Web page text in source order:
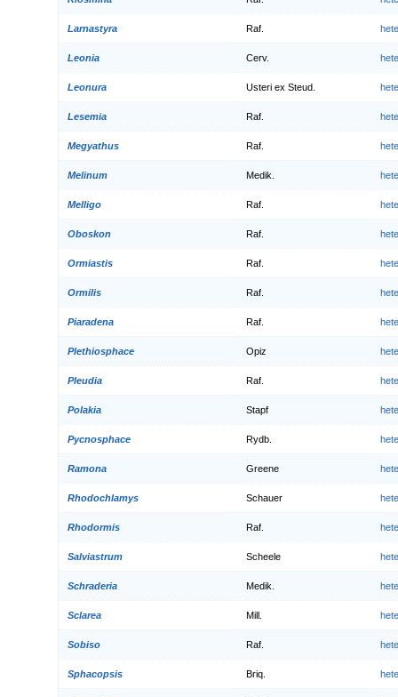
Larnastyra Raf.
Leonia Cerv.
Leonura Usteri ex Steud.
Lesemia Raf.
Megyathus Raf.
Melinum Medik.
Melligo Raf.
Oboskon Raf.
Ormiastis Raf.
Ormilis Raf.
Piaradena Raf.
Plethiosphace Opiz
Pleudia Raf.
Polakia Stapf
Pycnosphace Rydb.
Ramona Greene
Rhodochlamys Schauer
Rhodormis Raf.
Salviastrum Scheele
Schraderia Medik.
Sclarea Mill.
Sobiso Raf.
Sphacopsis Briq.